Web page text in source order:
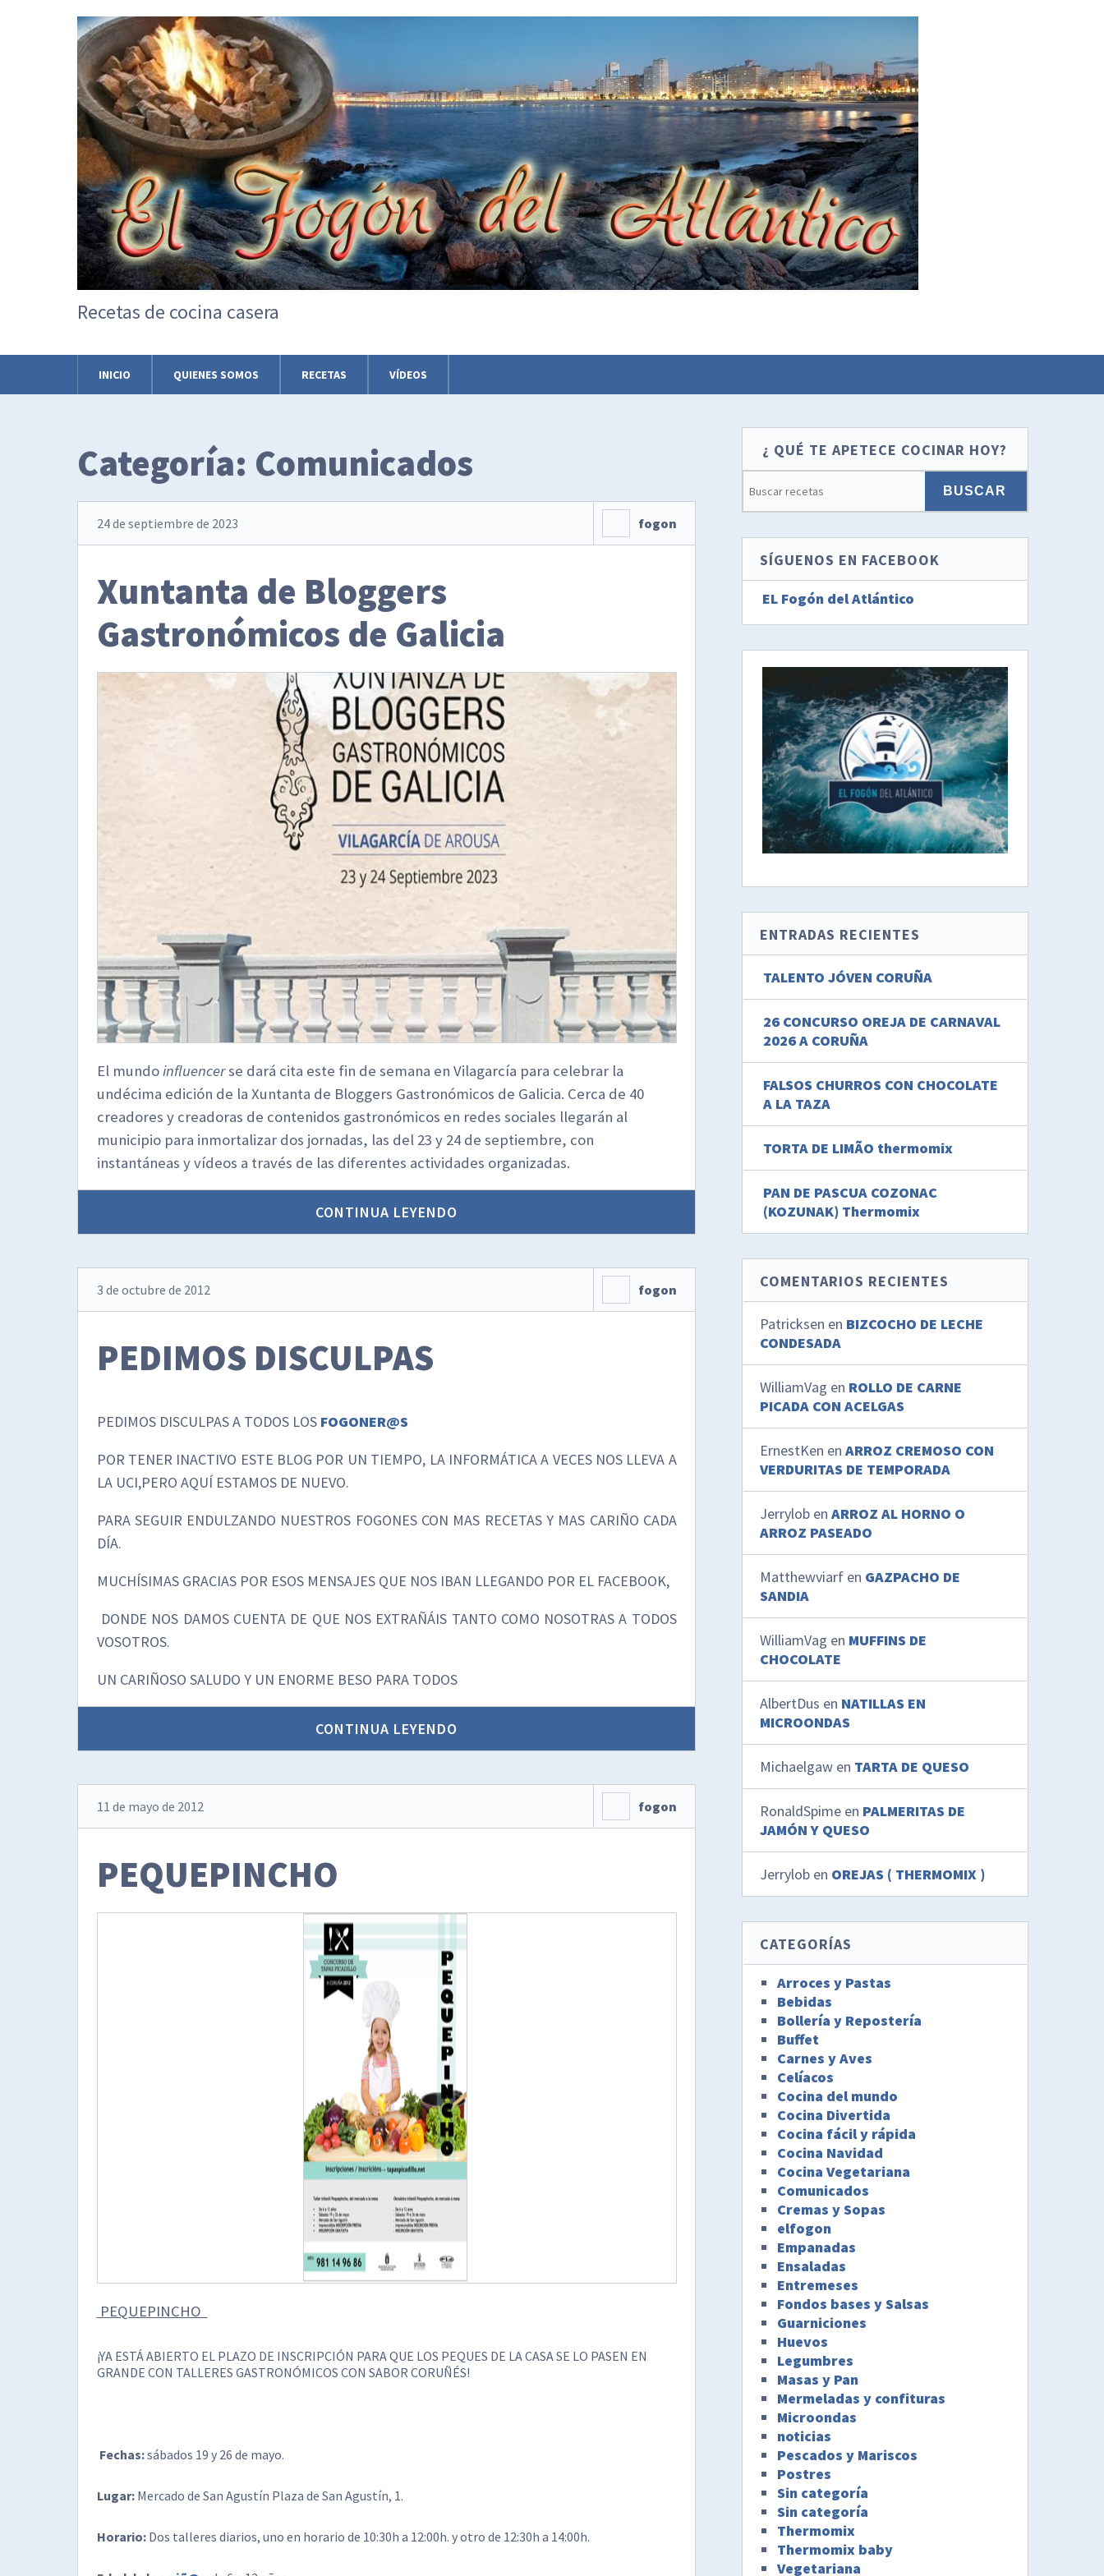
Recetas de cocina casera
INICIO QUIENES SOMOS RECETAS VÍDEOS
Categoría: Comunicados
24 de septiembre de 2023 fogon
Xuntanta de Bloggers
Gastronómicos de Galicia
El mundoinfluencerse dará cita este fin de semana en Vilagarcía para celebrar la
undécima edición de la Xuntanta de Bloggers Gastronómicos de Galicia. Cerca de 40
creadores y creadoras de contenidos gastronómicos en redes sociales llegarán al
municipio para inmortalizar dos jornadas, las del 23 y 24 de septiembre, con
instantáneas y vídeos a través de las diferentes actividades organizadas.
CONTINUA LEYENDO
3 de octubre de 2012 fogon
PEDIMOS DISCULPAS
PEDIMOS DISCULPAS A TODOS LOS FOGONER@S
POR TENER INACTIVO ESTE BLOG POR UN TIEMPO, LA INFORMÁTICA A VECES NOS LLEVA A
LA UCI,PERO AQUÍ ESTAMOS DE NUEVO.
PARA SEGUIR ENDULZANDO NUESTROS FOGONES CON MAS RECETAS Y MAS CARIÑO CADA
DÍA.
MUCHÍSIMAS GRACIAS POR ESOS MENSAJES QUE NOS IBAN LLEGANDO POR EL FACEBOOK,
DONDE NOS DAMOS CUENTA DE QUE NOS EXTRAÑÁIS TANTO COMO NOSOTRAS A TODOS
VOSOTROS.
UN CARIÑOSO SALUDO Y UN ENORME BESO PARA TODOS
CONTINUA LEYENDO
11 de mayo de 2012 fogon
PEQUEPINCHO
PEQUEPINCHO
¡YA ESTÁ ABIERTO EL PLAZO DE INSCRIPCIÓN PARA QUE LOS PEQUES DE LA CASA SE LO PASEN EN
GRANDE CON TALLERES GASTRONÓMICOS CON SABOR CORUÑÉS!
Fechas:sábados 19 y 26 de mayo.
Lugar:Mercado de San Agustín Plaza de San Agustín, 1.
Horario:Dos talleres diarios, uno en horario de 10:30h a 12:00h. y otro de 12:30h a 14:00h.
¿ QUÉ TE APETECE COCINAR HOY?
SÍGUENOS EN FACEBOOK
EL Fogón del Atlántico
ENTRADAS RECIENTES
TALENTO JÓVEN CORUÑA
26 CONCURSO OREJA DE CARNAVAL
2026 A CORUÑA
FALSOS CHURROS CON CHOCOLATE
A LA TAZA
TORTA DE LIMÃO thermomix
PAN DE PASCUA COZONAC
(KOZUNAK) Thermomix
COMENTARIOS RECIENTES
Patricksen en BIZCOCHO DE LECHE
CONDESADA
WilliamVag en ROLLO DE CARNE
PICADA CON ACELGAS
ErnestKen enARROZ CREMOSO CON
VERDURITAS DE TEMPORADA
Jerrylob enARROZ AL HORNO O
ARROZ PASEADO
Matthewviarf en GAZPACHO DE
SANDIA
WilliamVag en MUFFINS DE
CHOCOLATE
AlbertDus en NATILLAS EN
MICROONDAS
Michaelgaw en TARTA DE QUESO
RonaldSpime en PALMERITAS DE
JAMÓN Y QUESO
Jerrylob en OREJAS ( THERMOMIX )
CATEGORÍAS
Arroces y Pastas
Bebidas
Bollería y Repostería
Buffet
Carnes y Aves
Celíacos
Cocina del mundo
Cocina Divertida
Cocina fácil y rápida
Cocina Navidad
Cocina Vegetariana
Comunicados
Cremas y Sopas
elfogon
Empanadas
Ensaladas
Entremeses
Fondos bases y Salsas
Guarniciones
Huevos
Legumbres
Masas y Pan
Mermeladas y confituras
Microondas
noticias
Pescados y Mariscos
Postres
Sin categoría
Sin categoría
Thermomix
Thermomix baby
Vegetariana